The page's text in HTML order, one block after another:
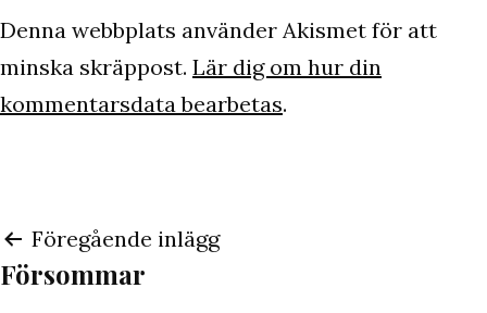
Denna webbplats använder Akismet för att
minska skräppost. Lär dig om hur din
kommentarsdata bearbetas.
Inläggsnavigering
Föregående inlägg
Försommar